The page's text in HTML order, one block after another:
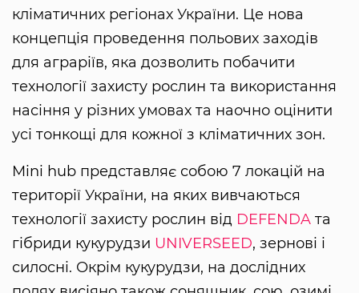
кліматичних регіонах України. Це нова
концепція проведення польових заходів
для аграріїв, яка дозволить побачити
технології захисту рослин та використання
насіння у різних умовах та наочно оцінити
усі тонкощі для кожної з кліматичних зон.
Mini hub представляє собою 7 локацій на
території України, на яких вивчаються
технології захисту рослин від DEFENDA та
гібриди кукурудзи UNIVERSEED, зернові і
силосні. Окрім кукурудзи, на дослідних